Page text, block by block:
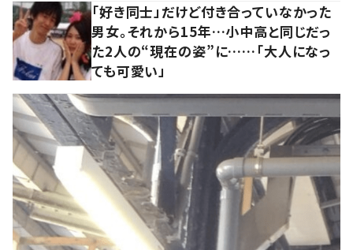
「好き同士」だけど付き合っていなかった
男女。それから15年…小中高と同じだっ
た2人の“現在の姿”に……「大人になっ
ても可愛い」